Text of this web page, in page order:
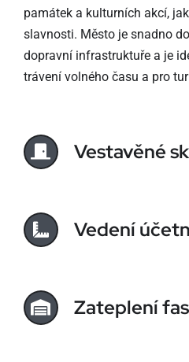
památek a kulturních akcí,
slavnosti. Město je snadno
dopravní infrastruktuře a je
trávení volného času a pro
Vestavěné
Vedení
Zateplení